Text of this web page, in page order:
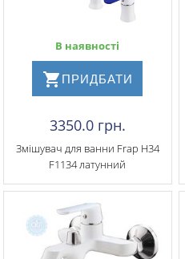
В наявності
ПРИДБАТИ
3350.0 грн.
Змішувач для ванни Frap H34
F1134 латунний